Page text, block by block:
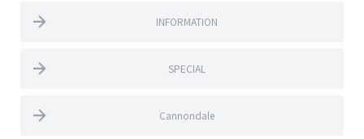
INFORMATION
SPECIAL
Cannondale